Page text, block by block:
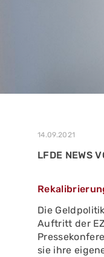
14.09.2021
LFDE NEWS
Die
Auftritt der
sie ihre